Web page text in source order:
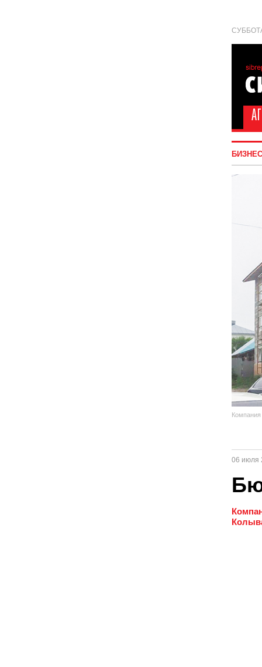
БИЗНЕС
Компания
06 июля